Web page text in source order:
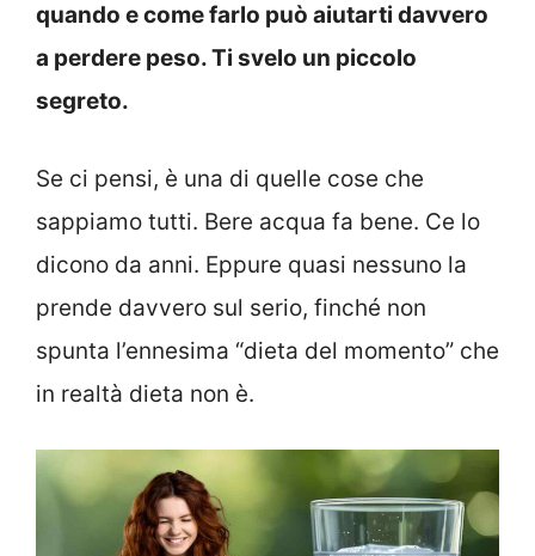
quando e come farlo può aiutarti davvero
a perdere peso. Ti svelo un piccolo
segreto.
Se ci pensi, è una di quelle cose che
sappiamo tutti. Bere acqua fa bene. Ce lo
dicono da anni. Eppure quasi nessuno la
prende davvero sul serio, finché non
spunta l’ennesima “dieta del momento” che
in realtà dieta non è.